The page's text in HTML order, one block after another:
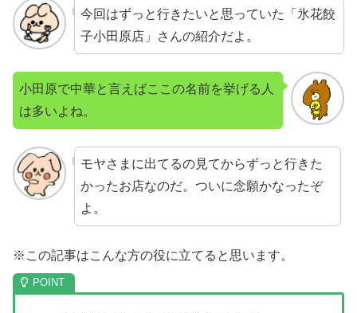
今回はずっと行きたいと思っていた「氷花餃
子小田原店」さんの紹介だよ。
小田原で中華と言えばここの名前を挙げる人
は多いよね。
モヤさまに出てるの見てからずっと行きた
かったお店なのだ。ついに念願かなったぞ
よ。
※この記事はこんな方の役に立てると思います。